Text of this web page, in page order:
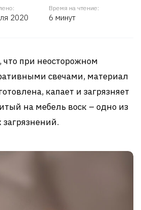
2020
Время на чтение:
6 минут
что при неосторожном
свечами, материал
капает и загрязняет
на мебель воск – одно из